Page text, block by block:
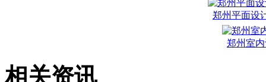
郑州平面设
郑州室
相关资讯